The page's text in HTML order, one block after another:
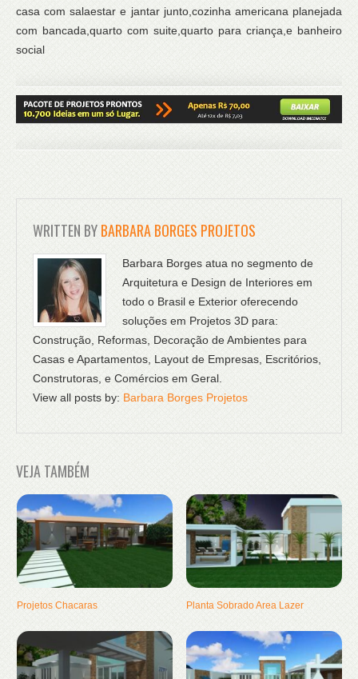
casa com salaestar e jantar junto,cozinha americana planejada
com bancada,quarto com suite,quarto para criança,e banheiro
social
WRITTEN BYBARBARA BORGES PROJETOS
Barbara Borges atua no segmento de
Arquitetura e Design de Interiores em
todo o Brasil e Exterior oferecendo
soluções em Projetos 3D para:
Construção, Reformas, Decoração de Ambientes para
Casas e Apartamentos, Layout de Empresas, Escritórios,
Construtoras, e Comércios em Geral.
View all posts by: Barbara Borges Projetos
VEJA TAMBÉM
Projetos Chacaras Planta Sobrado Area Lazer